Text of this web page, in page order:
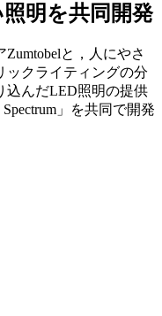
明を共同開発
と，人にやさ
ックライティングの分
込んだLED照明の提供
」を共同で開発